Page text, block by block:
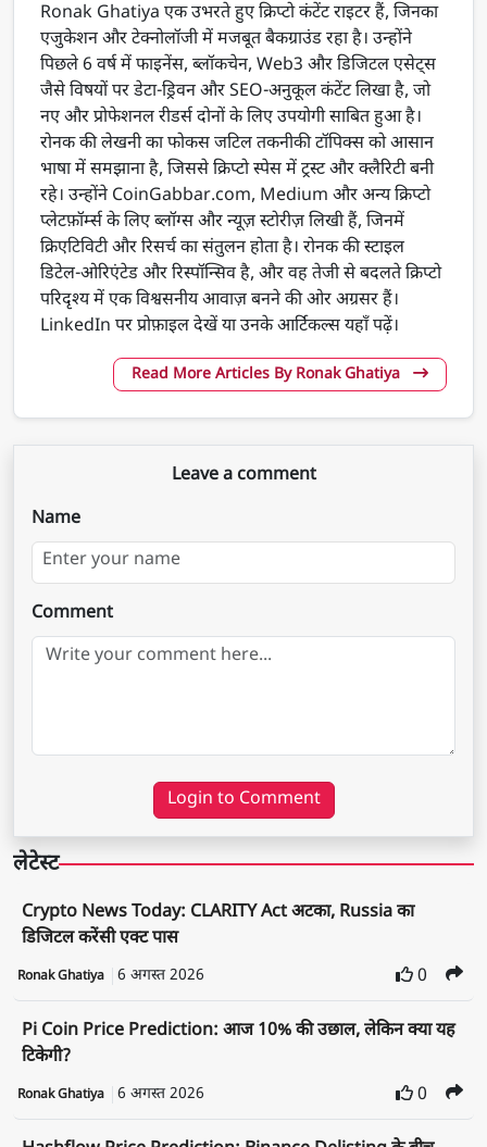
Ronak Ghatiya एक उभरते हुए क्रिप्टो कंटेंट राइटर हैं, जिनका
एजुकेशन और टेक्नोलॉजी में मजबूत बैकग्राउंड रहा है। उन्होंने
पिछले 6 वर्ष में फाइनेंस, ब्लॉकचेन, Web3 और डिजिटल एसेट्स
जैसे विषयों पर डेटा-ड्रिवन और SEO-अनुकूल कंटेंट लिखा है, जो
नए और प्रोफेशनल रीडर्स दोनों के लिए उपयोगी साबित हुआ है।
रोनक की लेखनी का फोकस जटिल तकनीकी टॉपिक्स को आसान
भाषा में समझाना है, जिससे क्रिप्टो स्पेस में ट्रस्ट और क्लैरिटी बनी
रहे। उन्होंने CoinGabbar.com, Medium और अन्य क्रिप्टो
प्लेटफ़ॉर्म्स के लिए ब्लॉग्स और न्यूज़ स्टोरीज़ लिखी हैं, जिनमें
क्रिएटिविटी और रिसर्च का संतुलन होता है। रोनक की स्टाइल
डिटेल-ओरिएंटेड और रिस्पॉन्सिव है, और वह तेजी से बदलते क्रिप्टो
परिदृश्य में एक विश्वसनीय आवाज़ बनने की ओर अग्रसर हैं।
LinkedIn पर प्रोफ़ाइल देखें या उनके आर्टिकल्स यहाँ पढ़ें।
Read More Articles By Ronak Ghatiya
Leave a comment
Name
Comment
Login to Comment
लेटेस्ट
Crypto News Today: CLARITY Act अटका, Russia का
डिजिटल करेंसी एक्ट पास
Ronak Ghatiya 6 अगस्त 2026 0
Pi Coin Price Prediction: आज 10% की उछाल, लेकिन क्या यह
टिकेगी?
Ronak Ghatiya 6 अगस्त 2026 0